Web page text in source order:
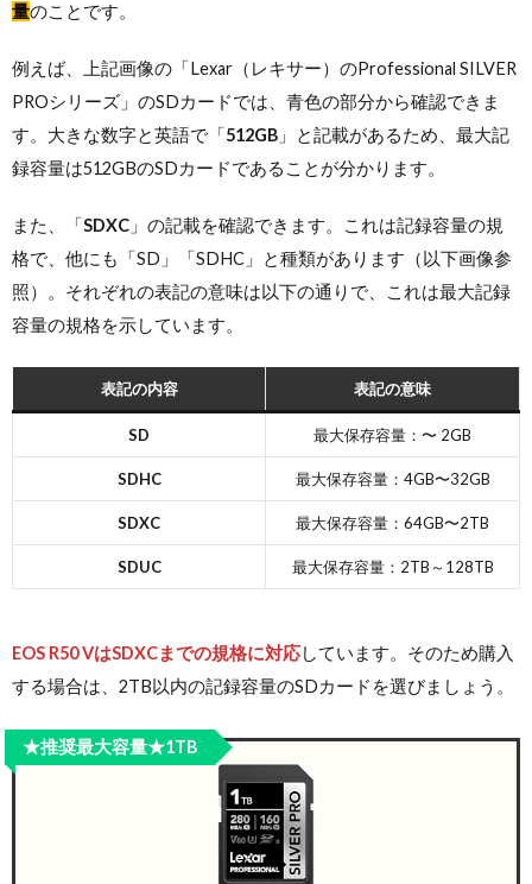
量のことです。
例えば、上記画像の「Lexar（レキサー）のProfessional SILVER
PROシリーズ」のSDカードでは、青色の部分から確認できま
す。大きな数字と英語で「512GB 」と記載があるため、最大記
録容量は512GBのSDカードであることが分かります。
また、「SDXC 」の記載を確認できます。これは記録容量の規
格で、他にも「SD」「SDHC」と種類があります（以下画像参
照）。それぞれの表記の意味は以下の通りで、これは最大記録
容量の規格を示しています。
表記の内容 表記の意味
SD 最大保存容量：〜 2GB
SDHC 最大保存容量：4GB〜32GB
SDXC 最大保存容量：64GB〜2TB
SDUC 最大保存容量：2TB～128TB
EOS R50 VはSDXCまでの規格に対応しています。そのため購入
する場合は、2TB以内の記録容量のSDカードを選びましょう。
★推奨最大容量★1TB